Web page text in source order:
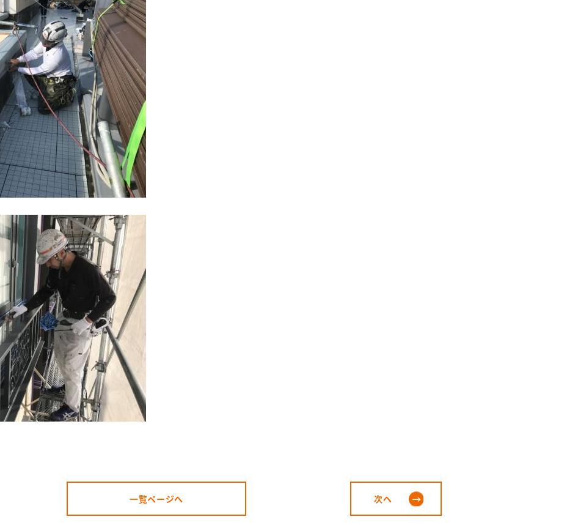
一覧ページへ 次へ